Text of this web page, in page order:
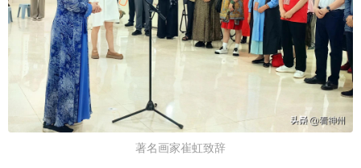
著名画家崔虹致辞